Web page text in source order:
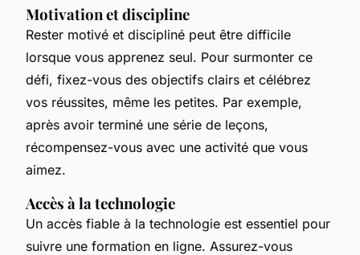
Motivation et discipline
Rester motivé et discipliné peut être difficile
lorsque vous apprenez seul. Pour surmonter ce
défi, fixez-vous des objectifs clairs et célébrez
vos réussites, même les petites. Par exemple,
après avoir terminé une série de leçons,
récompensez-vous avec une activité que vous
aimez.
Accès à la technologie
Un accès fiable à la technologie est essentiel pour
suivre une formation en ligne. Assurez-vous